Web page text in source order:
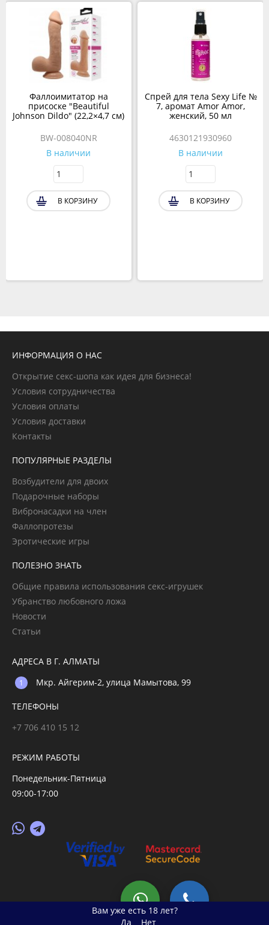
Фаллоимитатор на
присоске "Beautiful
Johnson Dildo" (22,2×4,7 см)
BW-008040NR
В наличии
В КОРЗИНУ
Спрей для тела Sexy Life №
7, аромат Amor Amor,
женский, 50 мл
4630121930960
В наличии
В КОРЗИНУ
Вам уже есть 18 лет?
Да
Нет
ИНФОРМАЦИЯ О НАС
Открытие секс-шопа как идея для бизнеса!
Условия сотрудничества
Условия оплаты
Условия доставки
Контакты
ПОПУЛЯРНЫЕ РАЗДЕЛЫ
Возбудители для двоих
Подарочные наборы
Вибронасадки на член
Фаллопротезы
Эротические игры
ПОЛЕЗНО ЗНАТЬ
Общие правила использования секс-игрушек
Убранство любовного ложа
Новости
Статьи
АДРЕСА В Г. АЛМАТЫ
Мкр. Айгерим-2, улица Мамытова, 99
ТЕЛЕФОНЫ
+7 706 410 15 12
РЕЖИМ РАБОТЫ
Понедельник-Пятница
09:00-17:00
© 2026 primegoods.kz